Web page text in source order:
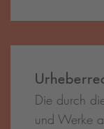
Die durch
und Werke